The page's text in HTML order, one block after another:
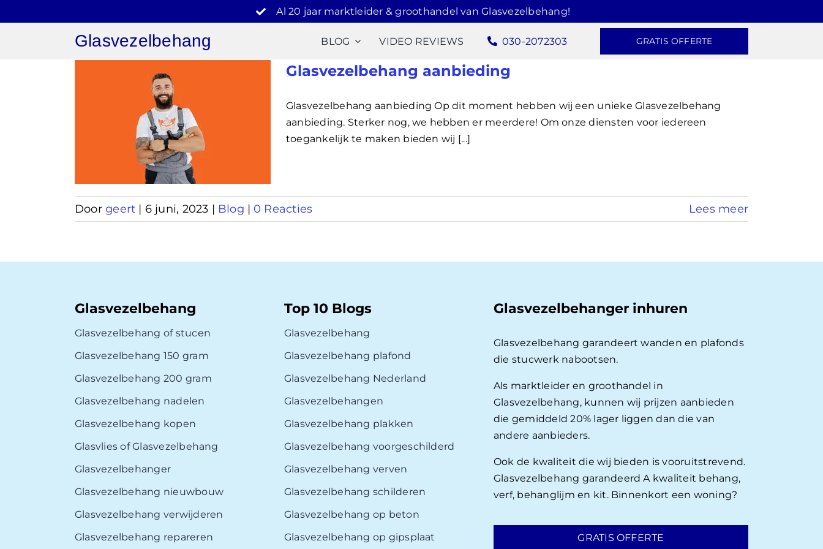
naar
Al 20 jaar marktleider & groothandel van Glasvezelbehang!
Glasvezelbehang BLOG VIDEO REVIEWS 030-2072303 GRATIS OFFERTE
Glasvezelbehang aanbieding
Glasvezelbehang aanbieding Op dit moment hebben wij een unieke Glasvezelbehang
aanbieding. Sterker nog, we hebben er meerdere! Om onze diensten voor iedereen
toegankelijk te maken bieden wij [...]
Doorgeert | 6 juni, 2023 | Blog | 0 Reacties Lees meer
Glasvezelbehang
Glasvezelbehang of stucen
Glasvezelbehang 150 gram
Glasvezelbehang 200 gram
Glasvezelbehang nadelen
Glasvezelbehang kopen
Glasvlies of Glasvezelbehang
Glasvezelbehanger
Glasvezelbehang nieuwbouw
Glasvezelbehang verwijderen
Glasvezelbehang repareren
Top 10 Blogs
Glasvezelbehang
Glasvezelbehang plafond
Glasvezelbehang Nederland
Glasvezelbehangen
Glasvezelbehang plakken
Glasvezelbehang voorgeschilderd
Glasvezelbehang verven
Glasvezelbehang schilderen
Glasvezelbehang op beton
Glasvezelbehang op gipsplaat
Glasvezelbehanger inhuren
Glasvezelbehang garandeert wanden en plafonds
die stucwerk nabootsen.
Als marktleider en groothandel in
Glasvezelbehang, kunnen wij prijzen aanbieden
die gemiddeld 20% lager liggen dan die van
andere aanbieders.
Ook de kwaliteit die wij bieden is vooruitstrevend.
Glasvezelbehang garandeerd A kwaliteit behang,
verf, behanglijm en kit. Binnenkort een woning?
GRATIS OFFERTE